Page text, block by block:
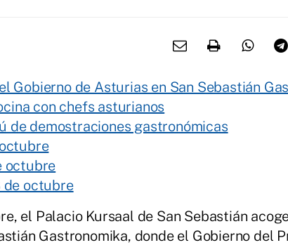
Gobierno de Asturias en San Sebastián
con chefs asturianos
de demostraciones gastronómicas
octubre
de octubre
el Palacio Kursaal de San Sebastián
Gastronomika, donde el Gobierno del